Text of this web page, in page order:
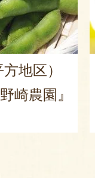
田農園』